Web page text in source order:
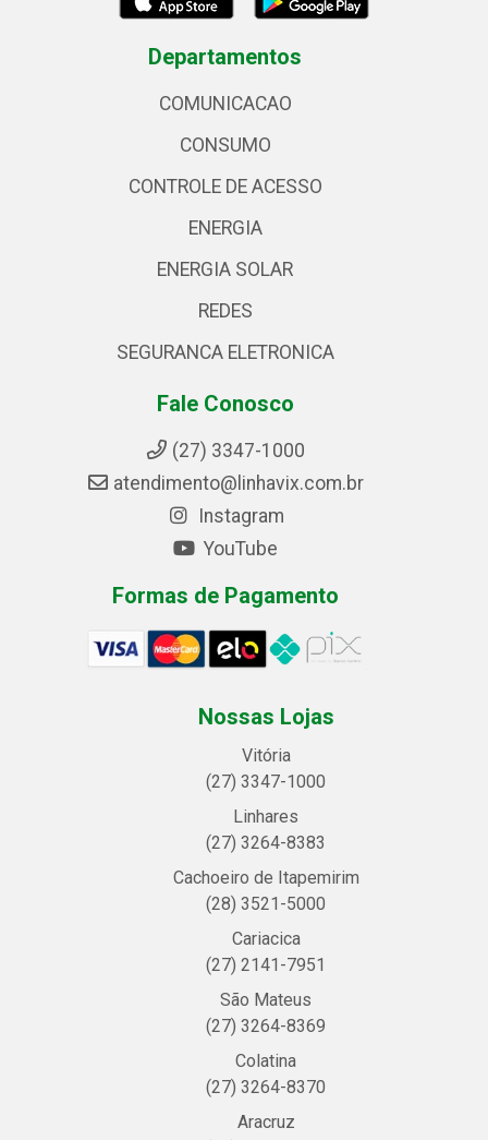
Departamentos
COMUNICACAO
CONSUMO
CONTROLE DE ACESSO
ENERGIA
ENERGIA SOLAR
REDES
SEGURANCA ELETRONICA
Fale Conosco
(27) 3347-1000
atendimento@linhavix.com.br
Instagram
YouTube
Formas de Pagamento
Nossas Lojas
Vitória
(27) 3347-1000
Linhares
(27) 3264-8383
Cachoeiro de Itapemirim
(28) 3521-5000
Cariacica
(27) 2141-7951
São Mateus
(27) 3264-8369
Colatina
(27) 3264-8370
Aracruz